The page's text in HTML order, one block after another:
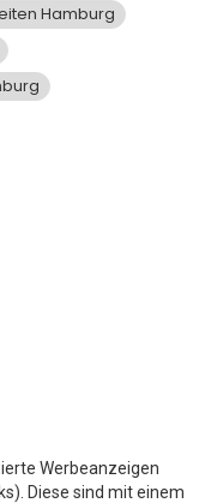
Hamburg
Werbeanzeigen
Diese sind mit einem